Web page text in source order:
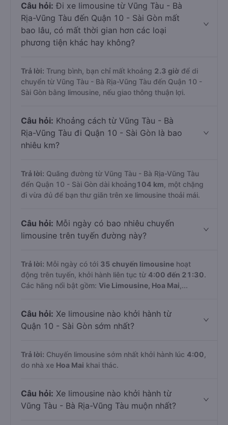
Câu hỏi: Đi xe limousine từ Vũng Tàu - Bà
Rịa-Vũng Tàu đến Quận 10 - Sài Gòn mất
bao lâu, có mất thời gian hơn các loại
phương tiện khác hay không?
Trả lời: Trung bình, bạn chỉ mất khoảng 2.3 giờ để di
chuyển từ Vũng Tàu - Bà Rịa-Vũng Tàu đến Quận 10 -
Sài Gòn bằng limousine, nếu giao thông thuận lợi.
Câu hỏi: Khoảng cách từ Vũng Tàu - Bà
Rịa-Vũng Tàu đi Quận 10 - Sài Gòn là bao
nhiêu km?
Trả lời: Quãng đường từ Vũng Tàu - Bà Rịa-Vũng Tàu
đến Quận 10 - Sài Gòn dài khoảng104 km , một chặng
đi vừa đủ để bạn thư giãn trên xe limousine thoải mái.
Câu hỏi: Mỗi ngày có bao nhiêu chuyến
limousine trên tuyến đường này?
Trả lời: Mỗi ngày có tới 35 chuyến limousine hoạt
động trên tuyến, khởi hành liên tục từ 4:00 đến 21:30.
Các hãng nổi bật gồm: Vie Limousine, Hoa Mai ,...
Câu hỏi: Xe limousine nào khởi hành từ
Quận 10 - Sài Gòn sớm nhất?
Trả lời: Chuyến limousine sớm nhất khởi hành lúc 4:00
do nhà xe Hoa Mai khai thác.
Câu hỏi: Xe limousine nào khởi hành từ
Vũng Tàu - Bà Rịa-Vũng Tàu muộn nhất?